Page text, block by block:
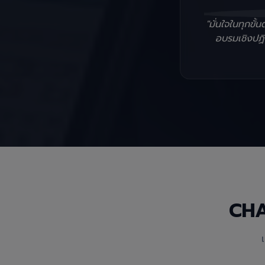
"มั่นใจในทุกขั้
อบรมเชิงป